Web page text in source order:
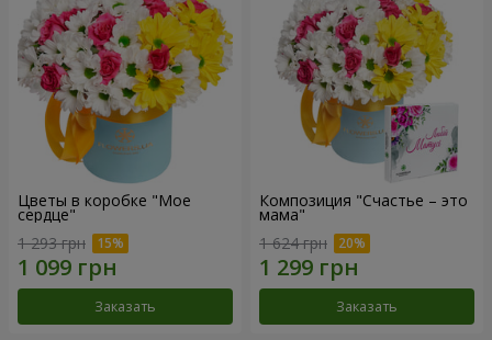
Цветы в коробке "Мое
сердце"
1 293 грн
Заказать
Композиция "Счастье – это
мама"
1 624 грн
Заказать